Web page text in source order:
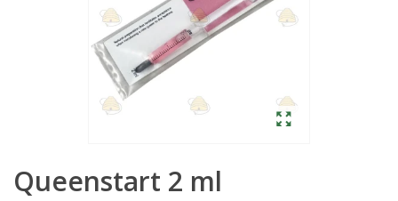
Queenstart 2 ml